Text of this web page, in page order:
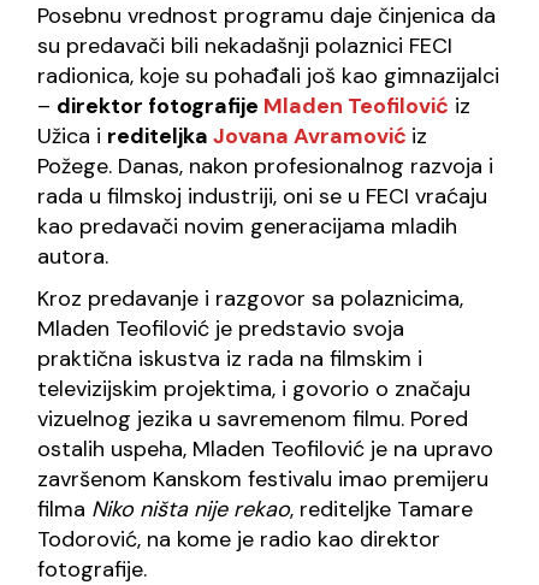
Posebnu vrednost programu daje činjenica da
su predavači bili nekadašnji polaznici FECI
radionica, koje su pohađali još kao gimnazijalci
– direktor fotografije Mladen Teofilović iz
Užica i rediteljkaJovana Avramović iz
Požege. Danas, nakon profesionalnog razvoja i
rada u filmskoj industriji, oni se u FECI vraćaju
kao predavači novim generacijama mladih
autora.
Kroz predavanje i razgovor sa polaznicima,
Mladen Teofilović je predstavio svoja
praktična iskustva iz rada na filmskim i
televizijskim projektima, i govorio o značaju
vizuelnog jezika u savremenom filmu. Pored
ostalih uspeha, Mladen Teofilović je na upravo
završenom Kanskom festivalu imao premijeru
filma Niko ništa nije rekao, rediteljke Tamare
Todorović, na kome je radio kao direktor
fotografije.